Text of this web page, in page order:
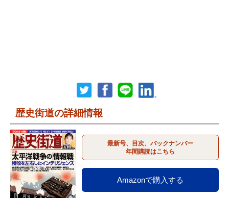
歴史街道の詳細情報
最新号、目次、バックナンバー
年間購読はこちら
Amazonで購入する